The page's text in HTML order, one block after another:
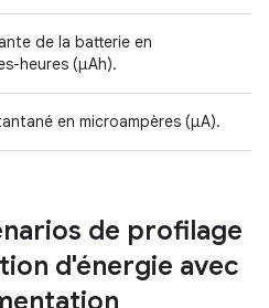
de la batterie en
heures (μAh).
en microampères (μA).
de profilage
d'énergie avec